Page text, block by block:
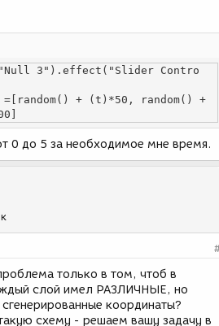
3").effect("Slider Contro
+ (t)*50, random() +
0 до 5 за необходимое мне время.
только в том, чтоб в
слой имел РАЗЛИЧНЫЕ, но
координаты?
схему - решаем вашу задачу в